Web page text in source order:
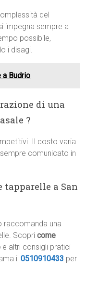
del
impegna sempre a
possibile,
i disagi.
a Budrio
di una
?
Il costo varia
comunicato in
a San
raccomanda una
Scopricome
e altri consigli pratici
il0510910433 per